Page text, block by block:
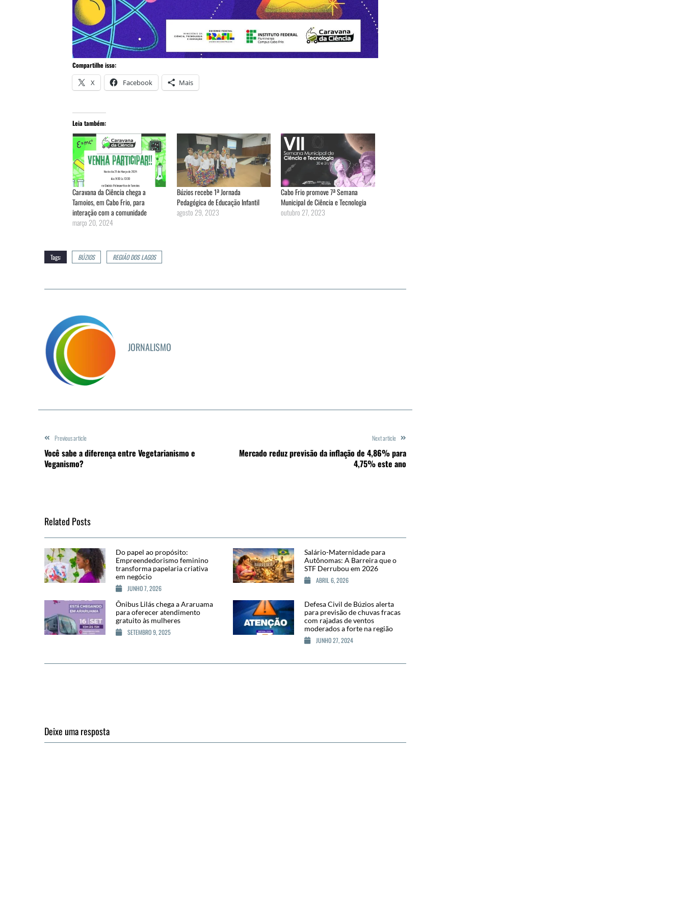
Compartilhe isso:
X Facebook Mais
Leia também:
Caravana da Ciência chega a
Tamoios, em Cabo Frio, para
interação com a comunidade
março 20, 2024
Búzios recebe 1ª Jornada
Pedagógica de Educação Infantil
agosto 29, 2023
Cabo Frio promove 7ª Semana
Municipal de Ciência e Tecnologia
outubro 27, 2023
Tags: BÚZIOS REGIÃO DOS LAGOS
JORNALISMO
Previous article
Você sabe a diferença entre Vegetarianismo e
Veganismo?
Next article
Mercado reduz previsão da inflação de 4,86% para
4,75% este ano
Related Posts
Do papel ao propósito:
Empreendedorismo feminino
transforma papelaria criativa
em negócio
JUNHO 7, 2026
Salário-Maternidade para
Autônomas: A Barreira que o
STF Derrubou em 2026
ABRIL 6, 2026
Ônibus Lilás chega a Araruama
para oferecer atendimento
gratuito às mulheres
SETEMBRO 9, 2025
Defesa Civil de Búzios alerta
para previsão de chuvas fracas
com rajadas de ventos
moderados a forte na região
JUNHO 27, 2024
Deixe uma resposta